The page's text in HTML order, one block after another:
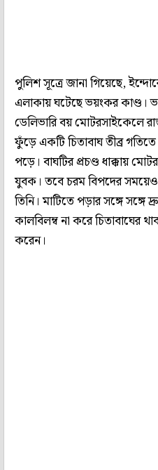
পুলিশ সূত্রে জানা গিয়েছে,
এলাকায় ঘটেছে ভয়ংকর কাণ্ড।
ডেলিভারি বয় মোটরসাইকেলে
ফুঁড়ে একটি চিতাবাঘ তীব্র
পড়ে। বাঘটির প্রচণ্ড ধাক্কায়
যুবক। তবে চরম বিপদের সময়েও
তিনি। মাটিতে পড়ার সঙ্গে সঙ্গে
কালবিলম্ব না করে চিতাবাঘের
করেন।